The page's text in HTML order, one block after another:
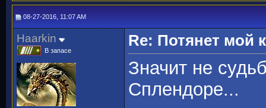
08-27-2016, 11:07 AM
Haarkin
В запасе
Re: Потянет мой
Значит не
Сплендоре...